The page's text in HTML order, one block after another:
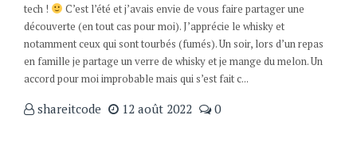
tech !
C’est l’été et j’avais envie de vous faire partager une
découverte (en tout cas pour moi). J’apprécie le whisky et
notamment ceux qui sont tourbés (fumés). Un soir, lors d’un repas
en famille je partage un verre de whisky et je mange du melon. Un
accord pour moi improbable mais qui s’est fait c...
shareitcode 12 août 2022 0